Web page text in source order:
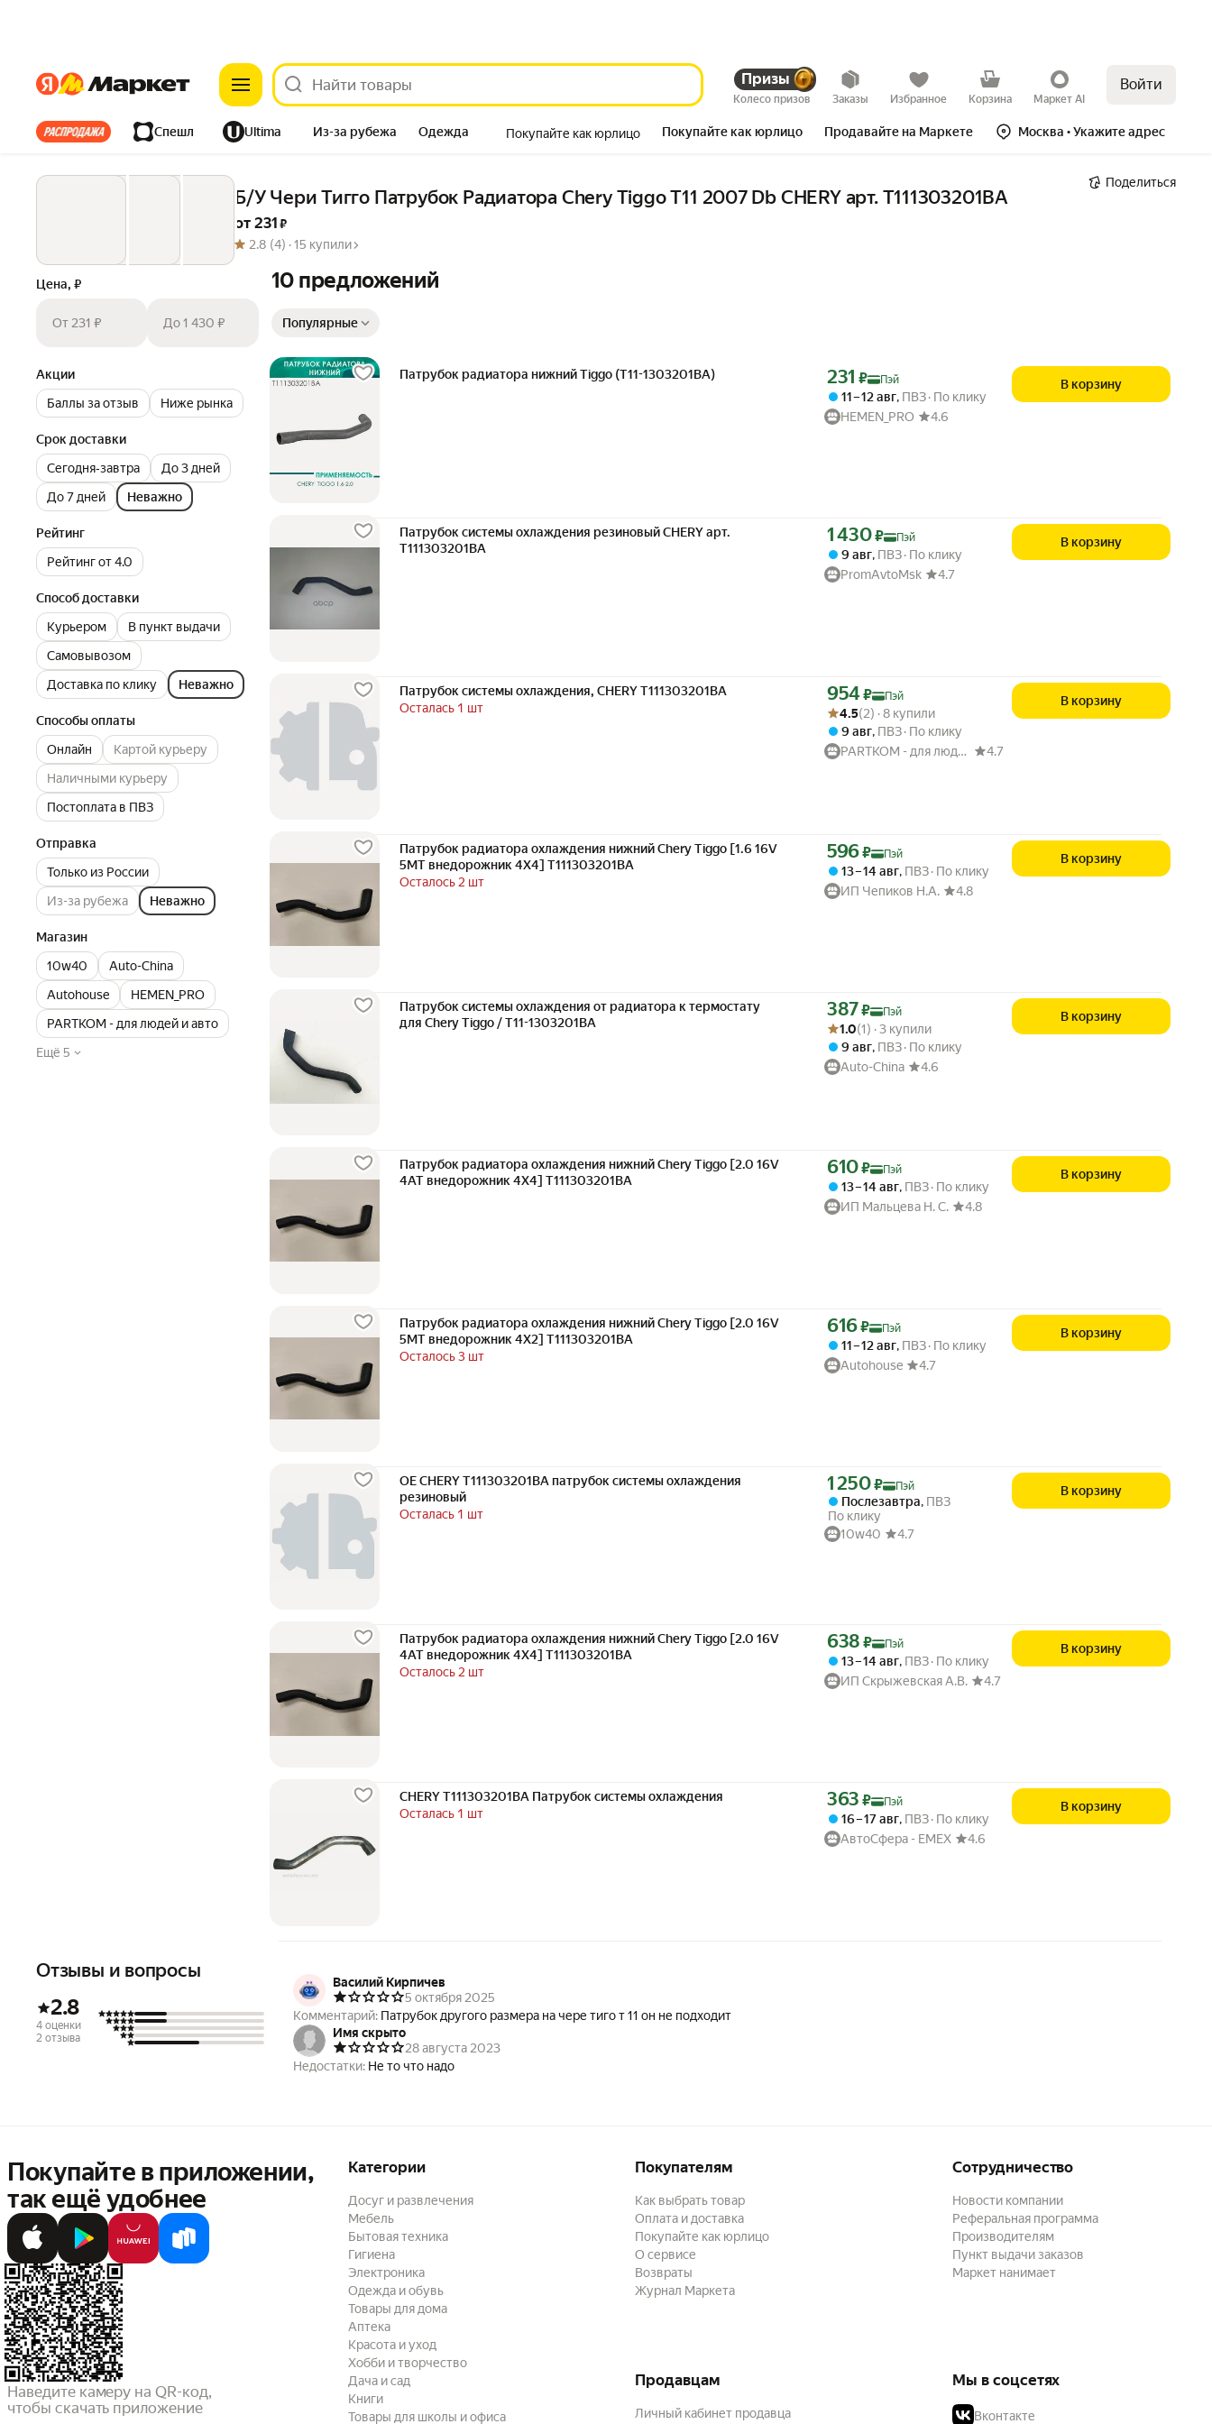
ЯндексЯндекс Призы
Колесо призов Заказы Избранное Корзина Маркет AI
Войти
Все хиты Спешл Ultima Из-за рубежа Одежда
Дом Ремонт Детям Красота
Покупайте как юрлицо Покупайте как юрлицо Продавайте на Маркете Москва • Укажите адрес
Б/У Чери Тигго Патрубок Радиатора Chery Tiggo T11 2007 Db CHERY арт. T111303201BA
от 231 ₽
2.8 (4) ·15 купили
Поделиться
Цена, ₽
От 231 ₽ До 1 430 ₽
Акции
Баллы за отзыв
Ниже рынка
Срок доставки
Сегодня‐завтра
До 3 дней
До 7 дней
Неважно
Рейтинг
Рейтинг от 4.0
Способ доставки
Курьером
В пункт выдачи
Самовывозом
Доставка по клику
Неважно
Способы оплаты
Онлайн
Картой курьеру
Наличными курьеру
Постоплата в ПВЗ
Отправка
Только из России
Из-за рубежа
Неважно
Магазин
10w40
Auto-China
Autohouse
HEMEN_PRO
PARTKOM - для людей и авто
Ещё 5
10 предложений
Популярные
Патрубок радиатора нижний Tiggo (T11-1303201BA) Цена с картой Яндекс Пэй 231 ₽ вместо
231 ₽ Пэй
11 – 12 авг, ПВЗ По клику
HEMEN_PRO
4.6
В корзину
Патрубок системы охлаждения резиновый CHERY арт.
T111303201BA
Цена с картой Яндекс Пэй 1430 ₽ вместо
1 430₽ Пэй
9 авг, ПВЗ По клику
PromAvtoMsk
4.7
В корзину
Патрубок системы охлаждения, CHERY T111303201BA
Осталась 1 шт
Цена с картой Яндекс Пэй 954 ₽ вместо
954 ₽
Пэй
Рейтинг товара: 4.5 из 5
Оценок: (2) · 8 купили
4.5(2) · 8 купили
9 авг, ПВЗ По клику
PARTKOM - для людей и авто
4.7
В корзину
Патрубок радиатора охлаждения нижний Chery Tiggo [1.6 16V
5MT внедорожник 4X4] T111303201BA
Осталось 2 шт
Цена с картой Яндекс Пэй 596 ₽ вместо
596₽ Пэй
13 – 14 авг, ПВЗ По клику
ИП Чепиков Н.А.
4.8
В корзину
Патрубок системы охлаждения от радиатора к термостату
для Chery Tiggo / T11-1303201BA
Цена с картой Яндекс Пэй 387 ₽ вместо
387₽
Пэй
Рейтинг товара: 1.0 из 5
Оценок: (1) · 3 купили
1.0(1) · 3 купили
9 авг, ПВЗ По клику
Auto-China
4.6
В корзину
Патрубок радиатора охлаждения нижний Chery Tiggo [2.0 16V
4AT внедорожник 4X4] T111303201BA
Цена с картой Яндекс Пэй 610 ₽ вместо
610₽ Пэй
13 – 14 авг, ПВЗ По клику
ИП Мальцева Н. С.
4.8
В корзину
Патрубок радиатора охлаждения нижний Chery Tiggo [2.0 16V
5MT внедорожник 4X2] T111303201BA
Осталось 3 шт
Цена с картой Яндекс Пэй 616 ₽ вместо
616₽ Пэй
11 – 12 авг, ПВЗ По клику
Autohouse
4.7
В корзину
OE CHERY T111303201BA патрубок системы охлаждения
резиновый
Осталась 1 шт
Цена с картой Яндекс Пэй 1250 ₽ вместо
1 250₽ Пэй
Послезавтра, ПВЗ
По клику
10w40
4.7
В корзину
Патрубок радиатора охлаждения нижний Chery Tiggo [2.0 16V
4AT внедорожник 4X4] T111303201BA
Осталось 2 шт
Цена с картой Яндекс Пэй 638 ₽ вместо
638 ₽ Пэй
13 – 14 авг, ПВЗ По клику
ИП Скрыжевская А.В.
4.7
В корзину
CHERY T111303201BA Патрубок системы охлаждения
Осталась 1 шт
Цена с картой Яндекс Пэй 363 ₽ вместо
363 ₽ Пэй
16 – 17 авг, ПВЗ По клику
АвтоСфера - ЕМЕХ
4.6
В корзину
Отзывы и вопросы
2.8
4 оценки
2 отзыва
Василий Кирпичев
5 октября 2025
Комментарий: Патрубок другого размера на чере тиго т 11 он не подходит
Имя скрыто
28 августа 2023
Недостатки: Не то что надо
Покупайте в приложении,
так ещё удобнее
Наведите камеру на QR-код,
чтобы скачать приложение
Категории
Досуг и развлечения
Мебель
Бытовая техника
Гигиена
Электроника
Одежда и обувь
Товары для дома
Аптека
Красота и уход
Хобби и творчество
Дача и сад
Книги
Товары для школы и офиса
Покупателям
Как выбрать товар
Оплата и доставка
Покупайте как юрлицо
О сервисе
Возвраты
Журнал Маркета
Сотрудничество
Новости компании
Реферальная программа
Производителям
Пункт выдачи заказов
Маркет нанимает
Продавцам
Личный кабинет продавца
Мы в соцсетях
Вконтакте